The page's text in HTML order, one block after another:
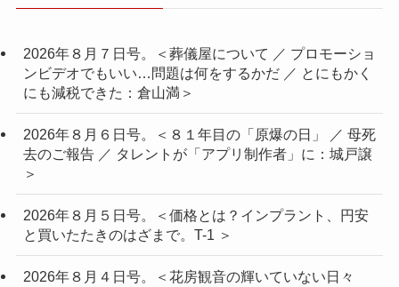
2026年８月７日号。＜葬儀屋について ／ プロモーショ
ンビデオでもいい…問題は何をするかだ ／ とにもかく
にも減税できた：倉山満＞
2026年８月６日号。＜８１年目の「原爆の日」 ／ 母死
去のご報告 ／ タレントが「アプリ制作者」に：城戸譲
＞
2026年８月５日号。＜価格とは？インプラント、円安
と買いたたきのはざまで。T-1 ＞
2026年８月４日号。＜花房観音の輝いていない日々